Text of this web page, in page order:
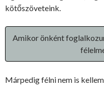
kötőszöveteink.
Amikor önként
Márpedig félni nem is